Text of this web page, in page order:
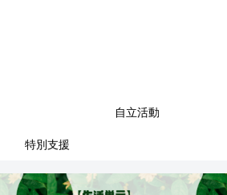
自立活動
特別支援